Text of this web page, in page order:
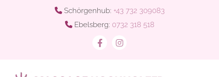
Schörgenhub: +43 732 309083
Ebelsberg: 0732 318 518